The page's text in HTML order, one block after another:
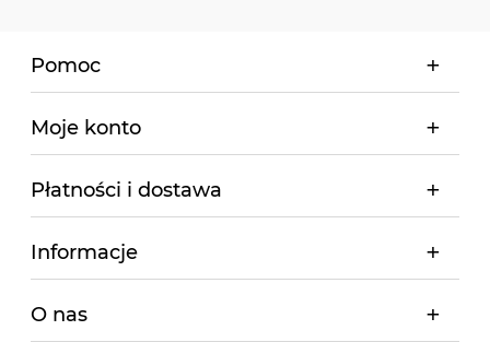
Pomoc
Moje konto
Płatności i dostawa
Informacje
O nas